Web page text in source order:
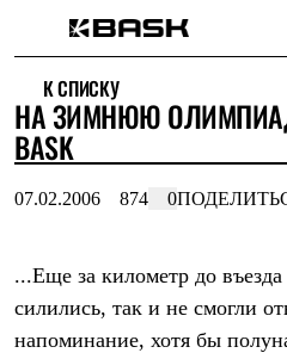
Интернет-магазин
Мужская одежда
Утепленная пухом
Куртки
Жилеты
Куртки
Штормовая одежда
Куртки
К СПИСКУ
НА ЗИМНЮЮ
BASK
07.02.2006 874 0
...Еще за километр до
силились, так и не смогли
напоминание, хотя бы